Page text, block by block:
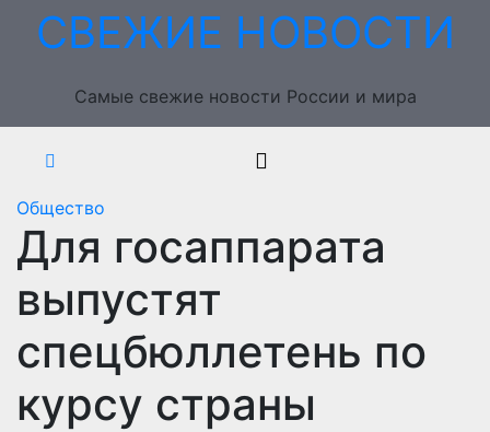
ПерейтиСВЕЖИЕ НОВОСТИ
Самые свежие новости России и мира
Общество
Для госаппарата
выпустят
спецбюллетень по
курсу страны